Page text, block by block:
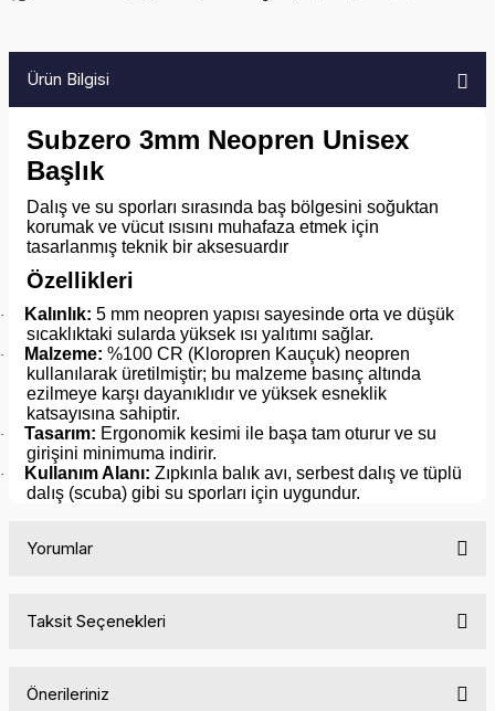
Ürün Bilgisi
Subzero 3mm Neopren Unisex
Başlık
Dalış ve su sporları sırasında baş bölgesini soğuktan
korumak ve vücut ısısını muhafaza etmek için
tasarlanmış teknik bir aksesuardır
Özellikleri
· Kalınlık: 5 mm neopren yapısı sayesinde orta ve düşük
sıcaklıktaki sularda yüksek ısı yalıtımı sağlar.
· Malzeme: %100 CR (Kloropren Kauçuk) neopren
kullanılarak üretilmiştir; bu malzeme basınç altında
ezilmeye karşı dayanıklıdır ve yüksek esneklik
katsayısına sahiptir.
· Tasarım: Ergonomik kesimi ile başa tam oturur ve su
girişini minimuma indirir.
· Kullanım Alanı: Zıpkınla balık avı, serbest dalış ve tüplü
dalış (scuba) gibi su sporları için uygundur.
Yorumlar
Taksit Seçenekleri
Önerileriniz